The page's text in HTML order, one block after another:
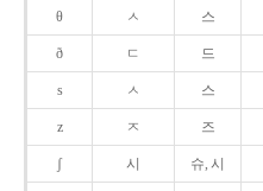
θ ㅅ 스
ð ㄷ 드
s ㅅ 스
z ㅈ 즈
ʃ 시 슈, 시